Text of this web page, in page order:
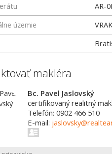
AR-
územie
makléra
Bc. Pavel Jaslovský
certifikovaný realitný
Telefón: 0902 466 510
E-mail: